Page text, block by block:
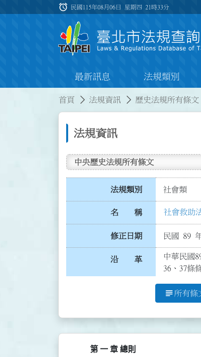
:::
alarm 民國115年08月06日 星期四21時33分
最新訊息 法規類別
首頁 法規資訊 歷史法規所有條文
法規資訊
中央歷史法規所有條文
法規類別 社會類
名 稱 社會救助
修正日期 民國 89
沿 革
中華民國
36、37條
subject 所有條
第 一 章 總則